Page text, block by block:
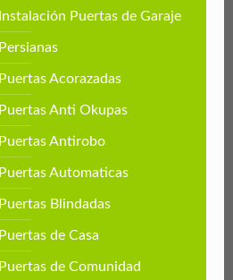
Instalación Puertas de Garaje
Persianas
Puertas Acorazadas
Puertas Anti Okupas
Puertas Antirobo
Puertas Automaticas
Puertas Blindadas
Puertas de Casa
Puertas de Comunidad